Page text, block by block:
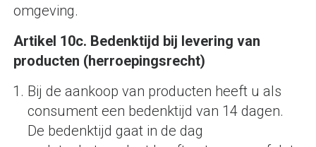
omgeving.
Artikel 10c. Bedenktijd bij levering van
producten (herroepingsrecht)
Bij de aankoop van producten heeft u als
consument een bedenktijd van 14 dagen.
De bedenktijd gaat in de dag